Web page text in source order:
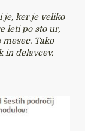
je, ker je veliko
leti po sto ur,
mesec. Tako
in delavcev.